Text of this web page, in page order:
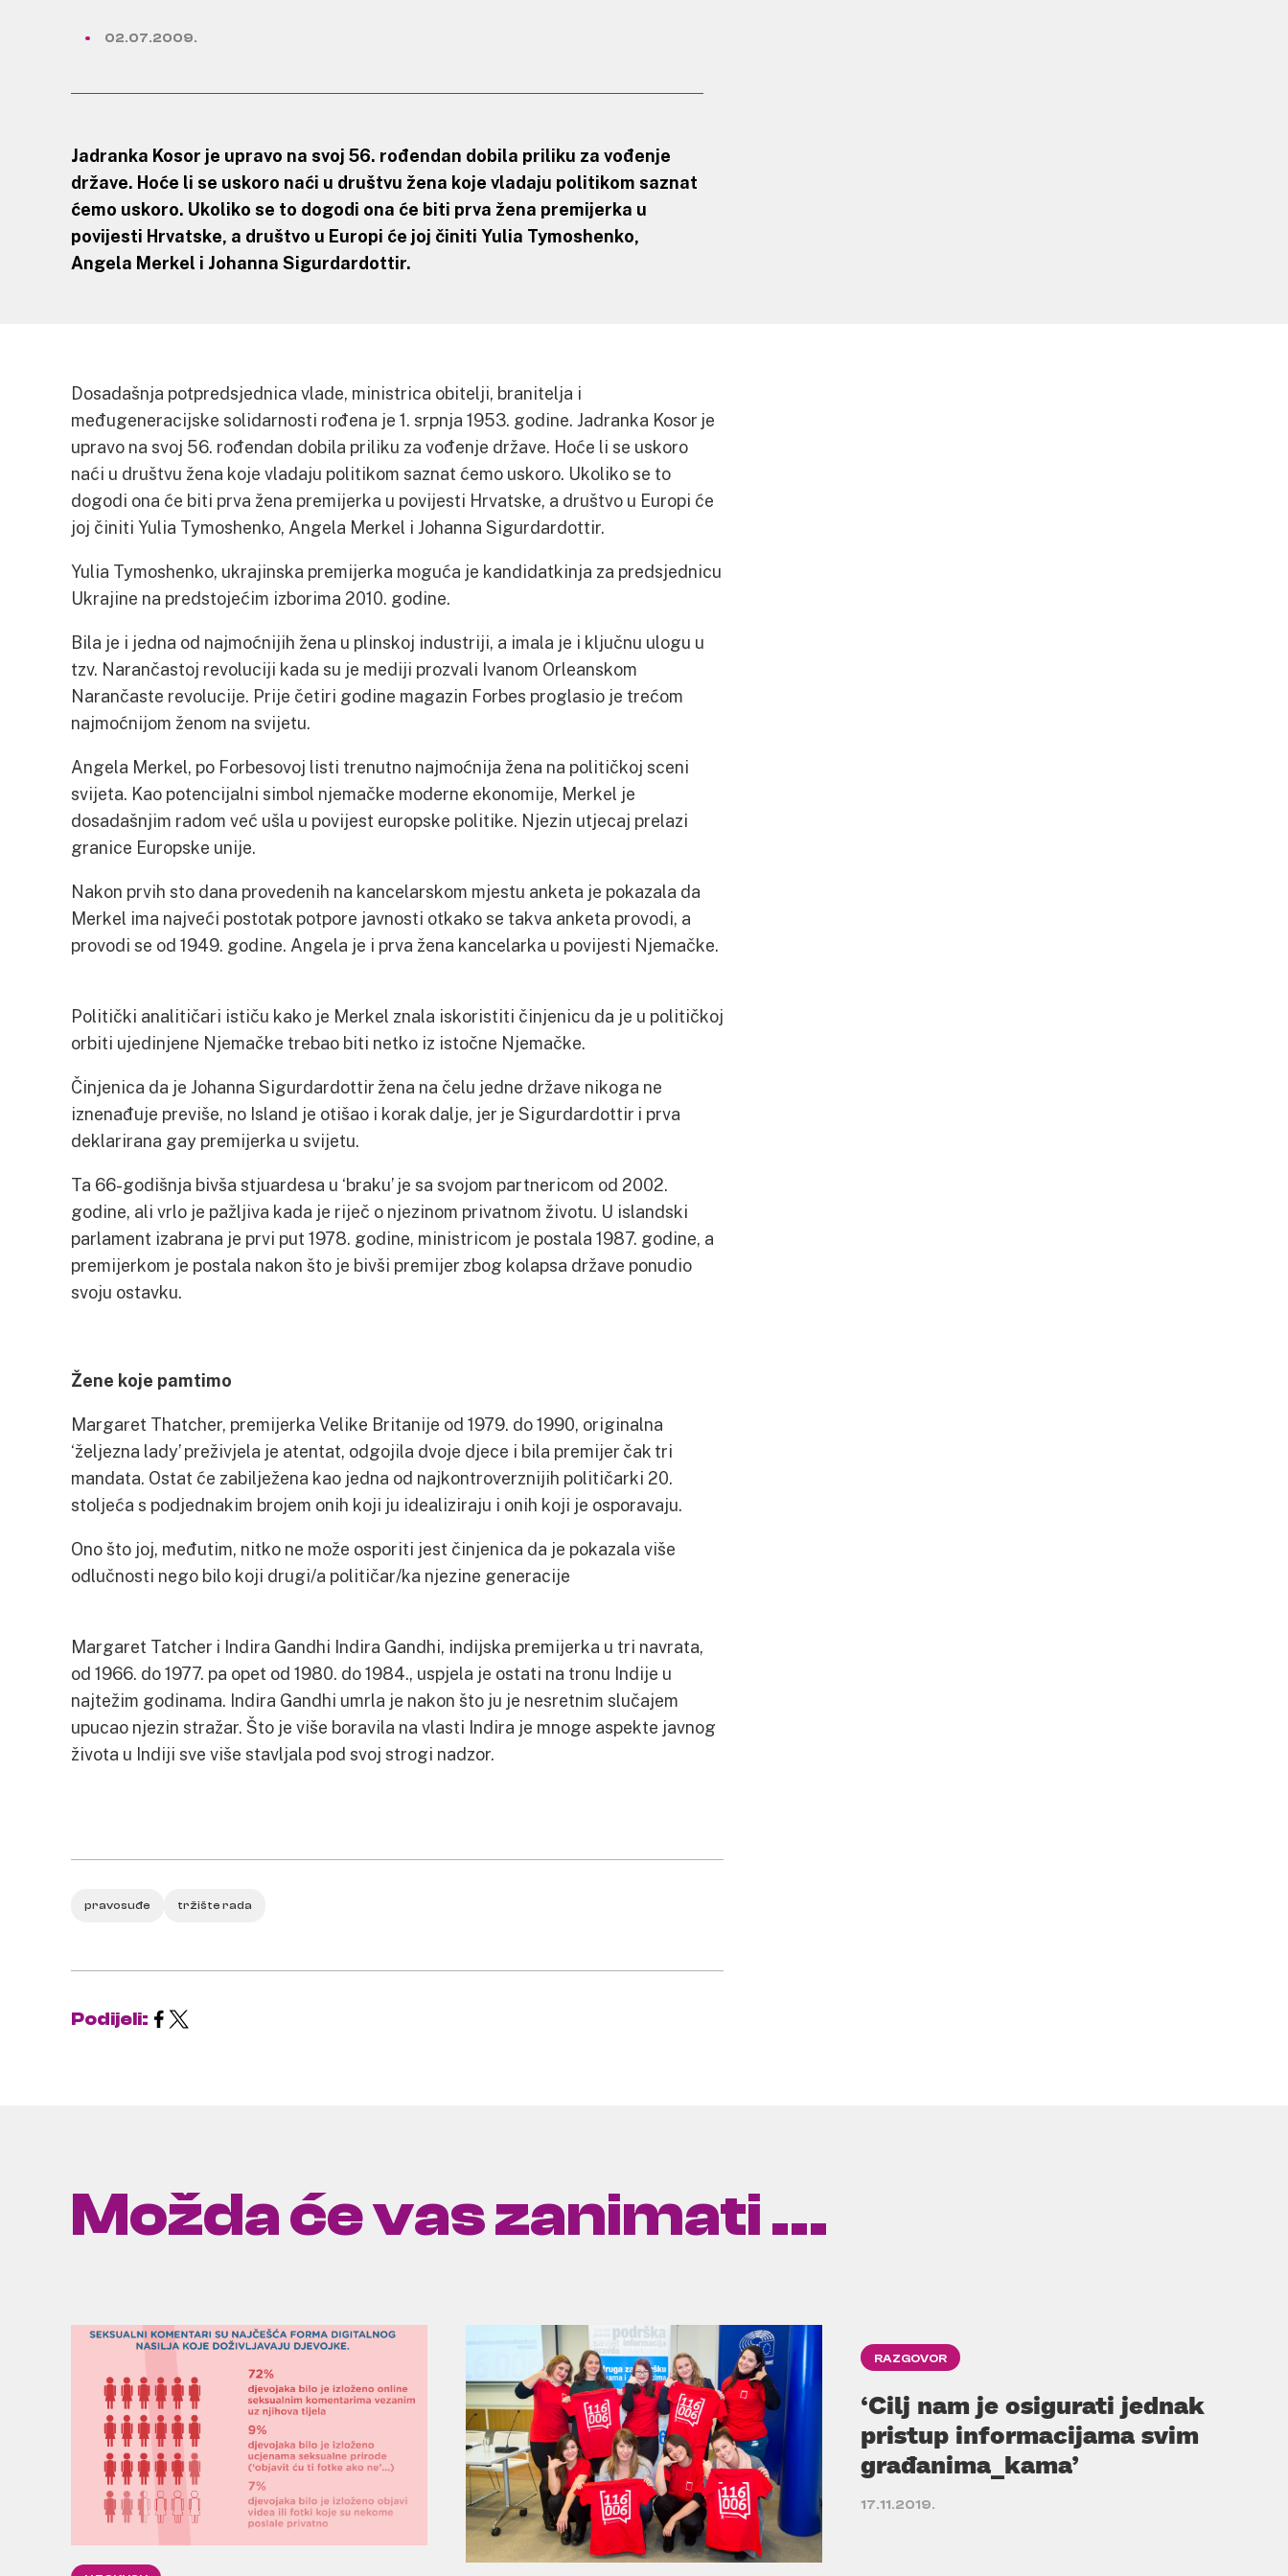
02.07.2009.
Jadranka Kosor je upravo na svoj 56. rođendan dobila priliku za vođenje
države. Hoće li se uskoro naći u društvu žena koje vladaju politikom saznat
ćemo uskoro. Ukoliko se to dogodi ona će biti prva žena premijerka u
povijesti Hrvatske, a društvo u Europi će joj činiti Yulia Tymoshenko,
Angela Merkel i Johanna Sigurdardottir.
Dosadašnja potpredsjednica vlade, ministrica obitelji, branitelja i
međugeneracijske solidarnosti rođena je 1. srpnja 1953. godine. Jadranka Kosor je
upravo na svoj 56. rođendan dobila priliku za vođenje države. Hoće li se uskoro
naći u društvu žena koje vladaju politikom saznat ćemo uskoro. Ukoliko se to
dogodi ona će biti prva žena premijerka u povijesti Hrvatske, a društvo u Europi će
joj činiti Yulia Tymoshenko, Angela Merkel i Johanna Sigurdardottir.
Yulia Tymoshenko, ukrajinska premijerka moguća je kandidatkinja za predsjednicu
Ukrajine na predstojećim izborima 2010. godine.
Bila je i jedna od najmoćnijih žena u plinskoj industriji, a imala je i ključnu ulogu u
tzv. Narančastoj revoluciji kada su je mediji prozvali Ivanom Orleanskom
Narančaste revolucije. Prije četiri godine magazin Forbes proglasio je trećom
najmoćnijom ženom na svijetu.
Angela Merkel, po Forbesovoj listi trenutno najmoćnija žena na političkoj sceni
svijeta. Kao potencijalni simbol njemačke moderne ekonomije, Merkel je
dosadašnjim radom već ušla u povijest europske politike. Njezin utjecaj prelazi
granice Europske unije.
Nakon prvih sto dana provedenih na kancelarskom mjestu anketa je pokazala da
Merkel ima najveći postotak potpore javnosti otkako se takva anketa provodi, a
provodi se od 1949. godine. Angela je i prva žena kancelarka u povijesti Njemačke.
Politički analitičari ističu kako je Merkel znala iskoristiti činjenicu da je u političkoj
orbiti ujedinjene Njemačke trebao biti netko iz istočne Njemačke.
Činjenica da je Johanna Sigurdardottir žena na čelu jedne države nikoga ne
iznenađuje previše, no Island je otišao i korak dalje, jer je Sigurdardottir i prva
deklarirana gay premijerka u svijetu.
Ta 66-godišnja bivša stjuardesa u ‘braku’ je sa svojom partnericom od 2002.
godine, ali vrlo je pažljiva kada je riječ o njezinom privatnom životu. U islandski
parlament izabrana je prvi put 1978. godine, ministricom je postala 1987. godine, a
premijerkom je postala nakon što je bivši premijer zbog kolapsa države ponudio
svoju ostavku.
Žene koje pamtimo
Margaret Thatcher, premijerka Velike Britanije od 1979. do 1990, originalna
‘željezna lady’ preživjela je atentat, odgojila dvoje djece i bila premijer čak tri
mandata. Ostat će zabilježena kao jedna od najkontroverznijih političarki 20.
stoljeća s podjednakim brojem onih koji ju idealiziraju i onih koji je osporavaju.
Ono što joj, međutim, nitko ne može osporiti jest činjenica da je pokazala više
odlučnosti nego bilo koji drugi/a političar/ka njezine generacije
Margaret Tatcher i Indira Gandhi Indira Gandhi, indijska premijerka u tri navrata,
od 1966. do 1977. pa opet od 1980. do 1984., uspjela je ostati na tronu Indije u
najtežim godinama. Indira Gandhi umrla je nakon što ju je nesretnim slučajem
upucao njezin stražar. Što je više boravila na vlasti Indira je mnoge aspekte javnog
života u Indiji sve više stavljala pod svoj strogi nadzor.
pravosuđe tržište rada
Podijeli:
Možda će vas zanimati ...
RAZGOVOR
‘Cilj nam je osigurati jednak
pristup informacijama svim
građanima_kama’
17.11.2019.